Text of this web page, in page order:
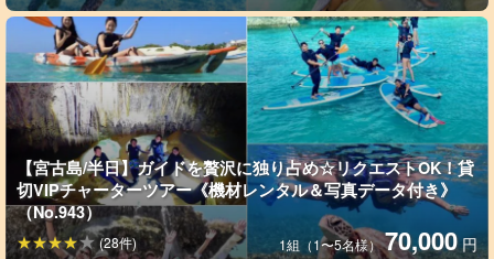
写真データ無料プレゼント
【宮古島/半日】ガイドを贅沢に独り占め☆リクエストOK！貸
切VIPチャーターツアー《機材レンタル＆写真データ付き》
（No.943）
1組（1〜5名様）70,000 円
(28件)